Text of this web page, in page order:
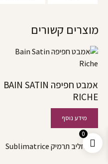
0
מוצרים קשורים
אמבט חפיפה BAIN SATIN
RICHE
מידע נוסף